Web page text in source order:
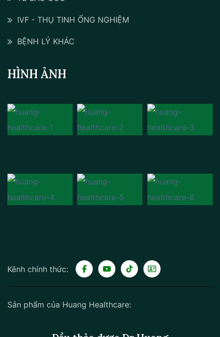
IVF - THỤ TINH ỐNG NGHIỆM
BỆNH LÝ KHÁC
HÌNH ẢNH
Kênh chính thức:
Sản phẩm của Huang Healthcare: